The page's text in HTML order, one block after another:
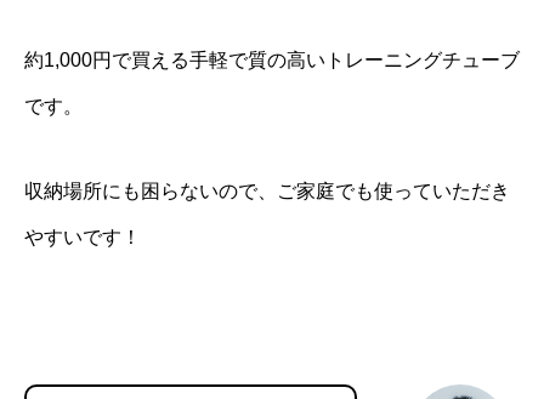
約1,000円で買える手軽で質の高いトレーニングチューブ
です。
収納場所にも困らないので、ご家庭でも使っていただき
やすいです！